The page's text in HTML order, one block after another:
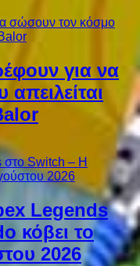
για να
Legends
κόβει το
2026